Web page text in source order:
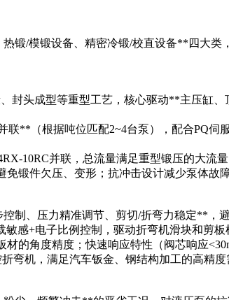
锻/模锻设备、精密冷锻/校直设备**四大
封头成型等重型工艺，核心驱动**主压
**（根据吨位匹配2~4台泵），配合PQ
10RC并联，总流量满足重型锻压的大流
锻件欠压、变形；抗冲击设计减少泵体故
制、压力精准调节、剪切/折弯力稳定**，
+电子比例控制，驱动折弯机滑块和剪板
的角度精度；快速响应特性（阀芯响应
弯机，满足汽车钣金、钢结构加工的高精度